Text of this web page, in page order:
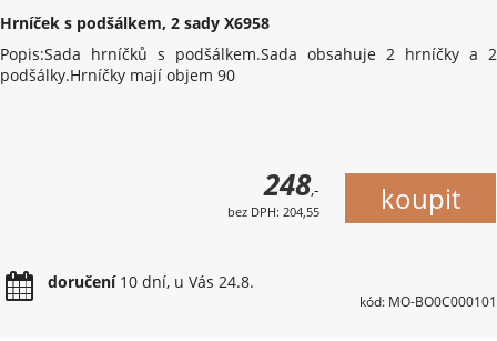
Hrníček s podšálkem, 2 sady X6958
Popis:Sada hrníčků s podšálkem.Sada obsahuje 2 hrníčky a 2
podšálky.Hrníčky mají objem 90
248,-
bez DPH: 204,55
doručení10 dní, u Vás 24.8.
kód: MO-BO0C000101